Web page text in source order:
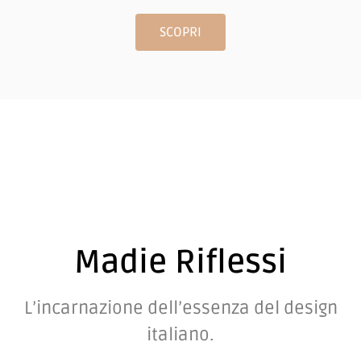
SCOPRI
Madie Riflessi
L’incarnazione dell’essenza del design
italiano.